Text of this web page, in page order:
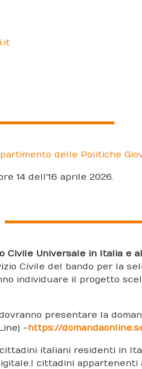
delle Politiche
14 dell'16 aprile 2026.
Civile Universale in Italia e
Civile del bando per la
individuare il progetto
presentare la
-https://
italiani residenti in
I cittadini appartenenti